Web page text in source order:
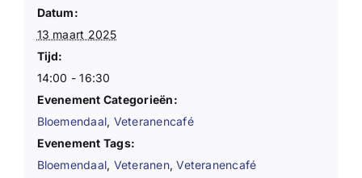
Datum:
13 maart 2025
Tijd:
14:00 - 16:30
Evenement Categorieën:
Bloemendaal, Veteranencafé
Evenement Tags:
Bloemendaal, Veteranen,Veteranencafé